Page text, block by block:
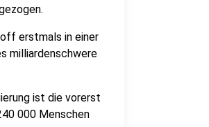
erstmals in einer
milliardenschwere
ist die vorerst
000 Menschen